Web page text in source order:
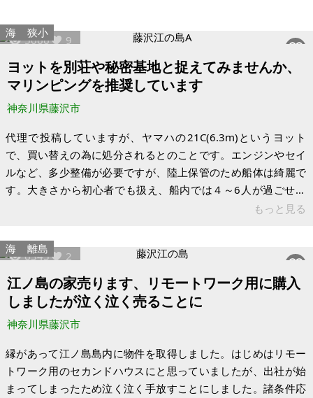
す。内覧何時でもOKです。 【物件概要】※賃借権及び物件造作
部分の譲渡となります 場所：神奈川県藤沢市南藤沢 建物：
41.90㎡ 構造：鉄骨鉄筋コンクリート 4階建 希望価格：100万
円（賃借権及び物件造作部分の譲渡費用） 備考及びその他の諸
5066 9
海 狭小
ヨットを別荘や秘密基地と捉えてみませんか、
マリンピングを推奨しています
神奈川県藤沢市
代理で投稿していますが、ヤマハの21C(6.3m)というヨット
で、買い替えの為に処分されるとのことです。エンジンやセイ
ルなど、多少整備が必要ですが、陸上保管のため船体は綺麗で
す。大きさから初心者でも扱え、船内では４～6人が過ごせま
す。係留費は場所によりますが、月4万以下と、都心のアパート
ーム）としての利用価値もあります。 免許が無くても係留は可
能で、夕日を見ながら飲むビールは最高です。お友達とのデッ
キパーティも至福のひとときが味わえます。お気軽に内覧もご
検討下さい。因みに早期に購入希望されますと多少のお値引き
が可能とのことです。写真の一
もっと見る
6345 2
海 離島
江ノ島の家売ります、リモートワーク用に購入
しましたが泣く泣く売ることに
神奈川県藤沢市
縁があって江ノ島島内に物件を取得しました。はじめはリモー
トワーク用のセカンドハウスにと思っていましたが、出社が始
まってしまったため泣く泣く手放すことにしました。諸条件応